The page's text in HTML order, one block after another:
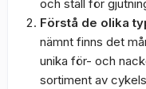
och ställ för
Förstå de olika
nämnt finns det
unika för- och
sortiment av